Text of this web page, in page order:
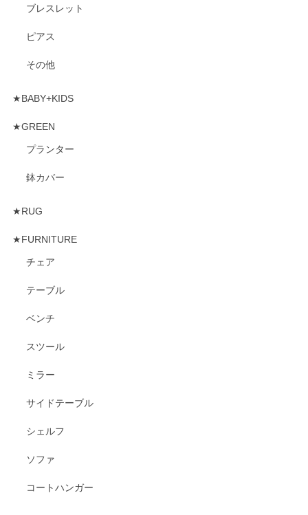
ブレスレット
ピアス
その他
★BABY+KIDS
★GREEN
プランター
鉢カバー
★RUG
★FURNITURE
チェア
テーブル
ベンチ
スツール
ミラー
サイドテーブル
シェルフ
ソファ
コートハンガー